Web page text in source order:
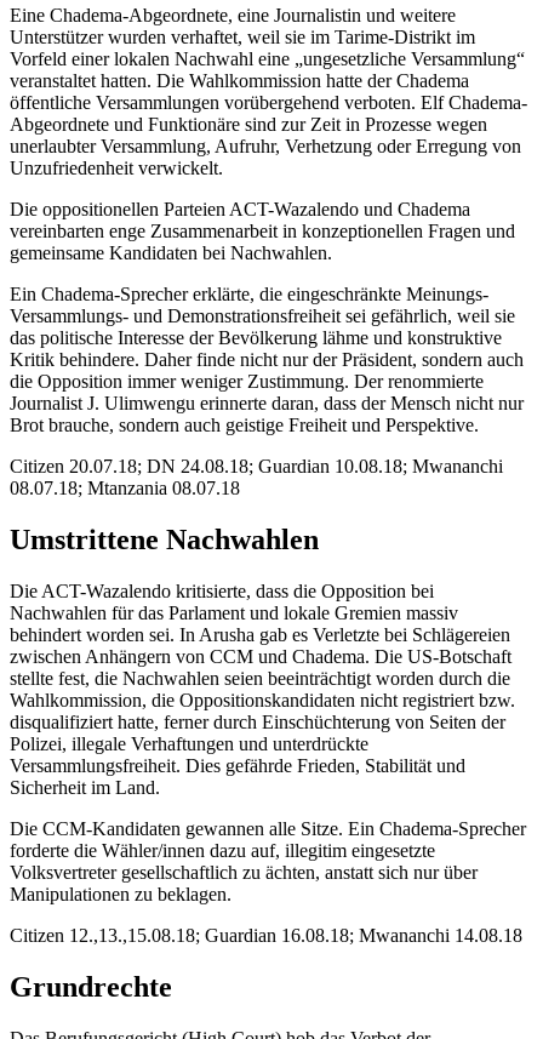
Eine Chadema-Abgeordnete, eine Journalistin und weitere
Unterstützer wurden verhaftet, weil sie im Tarime-Distrikt im
Vorfeld einer lokalen Nachwahl eine „ungesetzliche Versammlung“
veranstaltet hatten. Die Wahlkommission hatte der Chadema
öffentliche Versammlungen vorübergehend verboten. Elf Chadema-
Abgeordnete und Funktionäre sind zur Zeit in Prozesse wegen
unerlaubter Versammlung, Aufruhr, Verhetzung oder Erregung von
Unzufriedenheit verwickelt.
Die oppositionellen Parteien ACT-Wazalendo und Chadema
vereinbarten enge Zusammenarbeit in konzeptionellen Fragen und
gemeinsame Kandidaten bei Nachwahlen.
Ein Chadema-Sprecher erklärte, die eingeschränkte Meinungs-
Versammlungs- und Demonstrationsfreiheit sei gefährlich, weil sie
das politische Interesse der Bevölkerung lähme und konstruktive
Kritik behindere. Daher finde nicht nur der Präsident, sondern auch
die Opposition immer weniger Zustimmung. Der renommierte
Journalist J. Ulimwengu erinnerte daran, dass der Mensch nicht nur
Brot brauche, sondern auch geistige Freiheit und Perspektive.
Citizen 20.07.18; DN 24.08.18; Guardian 10.08.18; Mwananchi
08.07.18; Mtanzania 08.07.18
Umstrittene Nachwahlen
Die ACT-Wazalendo kritisierte, dass die Opposition bei
Nachwahlen für das Parlament und lokale Gremien massiv
behindert worden sei. In Arusha gab es Verletzte bei Schlägereien
zwischen Anhängern von CCM und Chadema. Die US-Botschaft
stellte fest, die Nachwahlen seien beeinträchtigt worden durch die
Wahlkommission, die Oppositionskandidaten nicht registriert bzw.
disqualifiziert hatte, ferner durch Einschüchterung von Seiten der
Polizei, illegale Verhaftungen und unterdrückte
Versammlungsfreiheit. Dies gefährde Frieden, Stabilität und
Sicherheit im Land.
Die CCM-Kandidaten gewannen alle Sitze. Ein Chadema-Sprecher
forderte die Wähler/innen dazu auf, illegitim eingesetzte
Volksvertreter gesellschaftlich zu ächten, anstatt sich nur über
Manipulationen zu beklagen.
Citizen 12.,13.,15.08.18; Guardian 16.08.18; Mwananchi 14.08.18
Grundrechte